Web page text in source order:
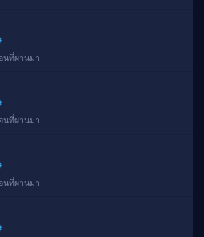
นที่ผ่านมา
นที่ผ่านมา
นที่ผ่านมา